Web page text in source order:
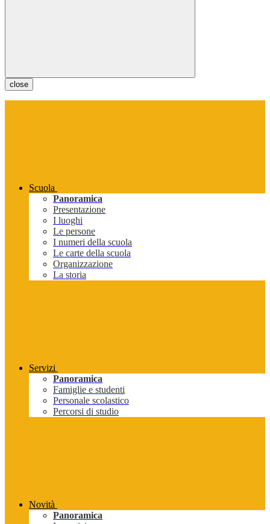
close
Scuola
Panoramica
Presentazione
I luoghi
Le persone
I numeri della scuola
Le carte della scuola
Organizzazione
La storia
Servizi
Panoramica
Famiglie e studenti
Personale scolastico
Percorsi di studio
Novità
Panoramica